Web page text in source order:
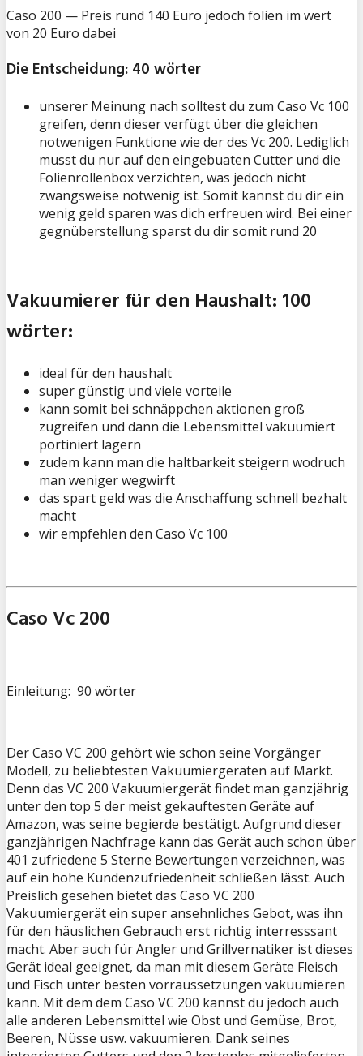
Caso 200 — Preis rund 140 Euro jedoch folien im wert
von 20 Euro dabei
Die Entscheidung: 40 wörter
unserer Meinung nach solltest du zum Caso Vc 100
greifen, denn dieser verfügt über die gleichen
notwenigen Funktione wie der des Vc 200. Lediglich
musst du nur auf den eingebuaten Cutter und die
Folienrollenbox verzichten, was jedoch nicht
zwangsweise notwenig ist. Somit kannst du dir ein
wenig geld sparen was dich erfreuen wird. Bei einer
gegnüberstellung sparst du dir somit rund 20
Vakuumierer für den Haushalt: 100
wörter:
ideal für den haushalt
super günstig und viele vorteile
kann somit bei schnäppchen aktionen groß
zugreifen und dann die Lebensmittel vakuumiert
portiniert lagern
zudem kann man die haltbarkeit steigern wodruch
man weniger wegwirft
das spart geld was die Anschaffung schnell bezhalt
macht
wir empfehlen den Caso Vc 100
Caso Vc 200
Einleitung: 90 wörter
Der Caso VC 200 gehört wie schon seine Vorgänger
Modell, zu beliebtesten Vakuumiergeräten auf Markt.
Denn das VC 200 Vakuumiergerät findet man ganzjährig
unter den top 5 der meist gekauftesten Geräte auf
Amazon, was seine begierde bestätigt. Aufgrund dieser
ganzjährigen Nachfrage kann das Gerät auch schon über
401 zufriedene 5 Sterne Bewertungen verzeichnen, was
auf ein hohe Kundenzufriedenheit schließen lässt. Auch
Preislich gesehen bietet das Caso VC 200
Vakuumiergerät ein super ansehnliches Gebot, was ihn
für den häuslichen Gebrauch erst richtig interresssant
macht. Aber auch für Angler und Grillvernatiker ist dieses
Gerät ideal geeignet, da man mit diesem Geräte Fleisch
und Fisch unter besten vorraussetzungen vakuumieren
kann. Mit dem dem Caso VC 200 kannst du jedoch auch
alle anderen Lebensmittel wie Obst und Gemüse, Brot,
Beeren, Nüsse usw. vakuumieren. Dank seines